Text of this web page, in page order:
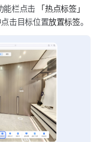
栏点击
「热点标签」
击目标位置放置标签。